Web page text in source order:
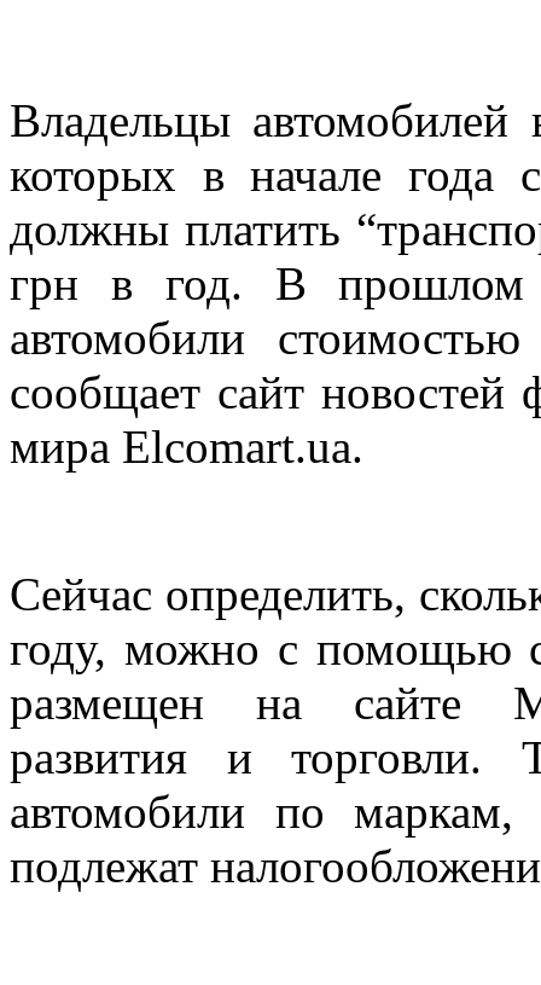
Владельцы автомобилей
которых в начале года
должны платить
грн в год. В прошлом
автомобили
сообщает сайт
мира Elcomart.ua.
Сейчас определить,
году, можно с помощью
размещен на сайте
развития и торговли.
автомобили по маркам,
подлежат